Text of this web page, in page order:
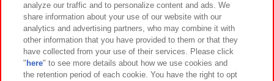
イベント・キャンペーン
関連会社 サステナビリティ サイトポリシー
analyze our traffic and to personalize content and ads. We
share information about your use of our website with our
analytics and advertising partners, who may combine it with
other information that you have provided to them or that they
have collected from your use of their services. Please click
" here" to see more details about how we use cookies and
the retention period of each cookie. You have the right to opt